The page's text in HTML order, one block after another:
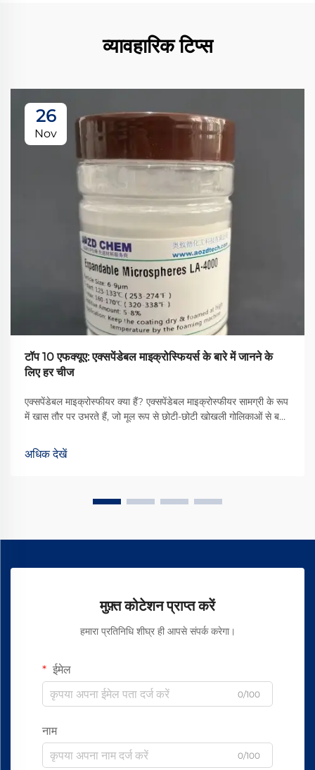
व्यावहारिक टिप्स
26
Nov
टॉप 10 एफक्यूए: एक्सपेंडेबल माइक्रोस्फियर्स के बारे में जानने के
लिए हर चीज
एक्सपेंडेबल माइक्रोस्फीयर क्या हैं? एक्सपेंडेबल माइक्रोस्फीयर सामग्री के रूप
में खास तौर पर उभरते हैं, जो मूल रूप से छोटी-छोटी खोखली गोलिकाओं से बने
करने के पीछे कारण उनकी समझदारी भरी संरचना है, जिसमें एक पतली बहुलक
(पॉलिमर) की परत होती है...
अधिक देखें
मुफ़्त कोटेशन प्राप्त करें
हमारा प्रतिनिधि शीघ्र ही आपसे संपर्क करेगा।
ईमेल
0/100
नाम
0/100